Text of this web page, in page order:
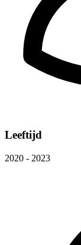
Leeftijd
2020 - 2023